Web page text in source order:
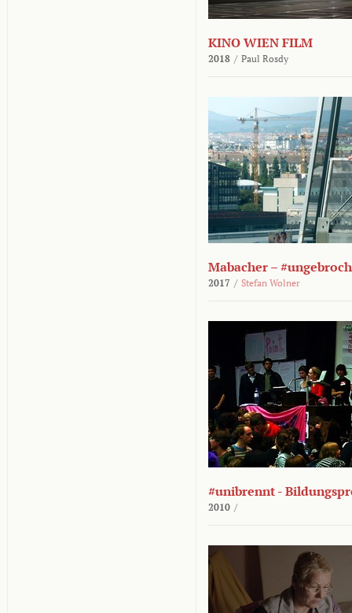
KINO WIEN FILM
2018 / Paul Rosdy
Mabacher –
2017 / Stefan Wolner
#unibrennt -
2010 /